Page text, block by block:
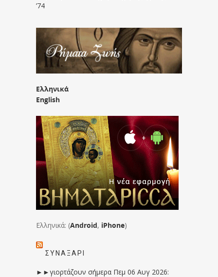
’74
Ελληνικά
English
Ελληνικά: (Android, iPhone)
ΣΥΝΑΞΆΡΙ
►►γιορτάζουν σήμερα Πεμ 06 Αυγ 2026: